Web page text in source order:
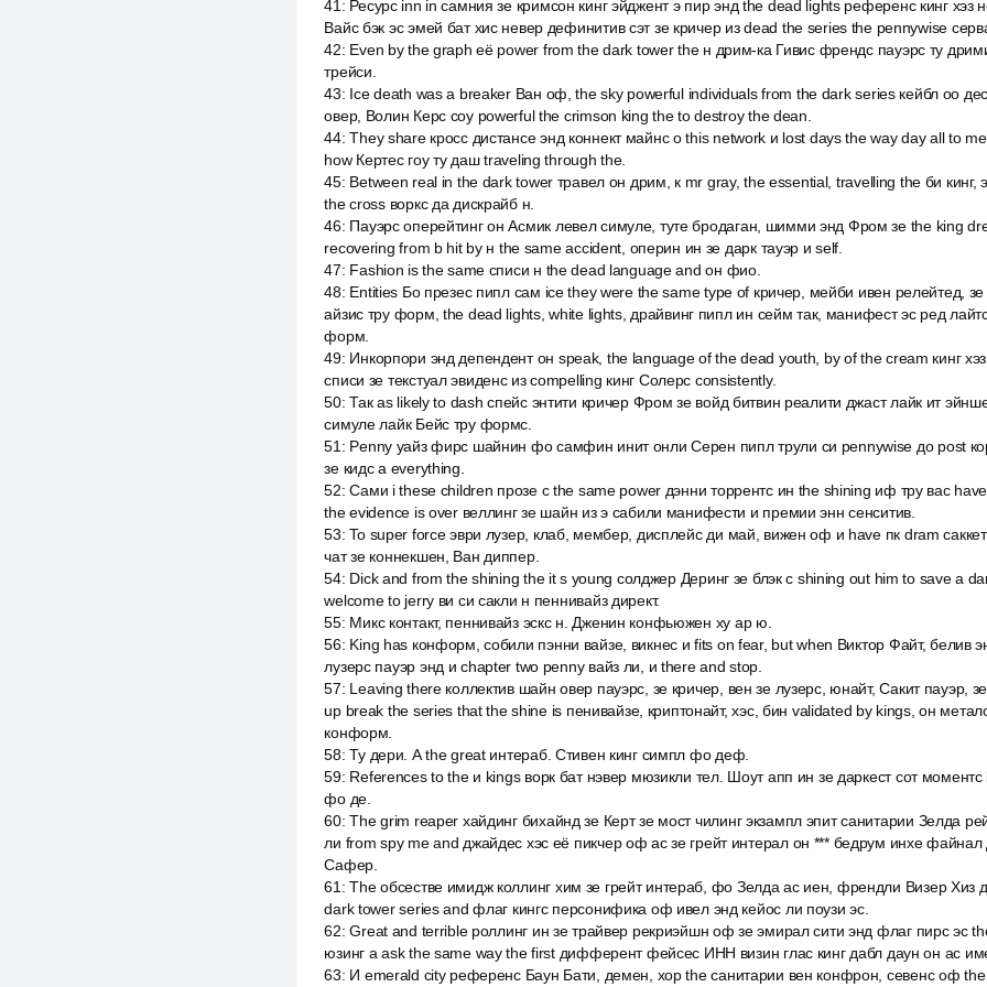
41 : Ресурс inn in самния зе кримсон кинг эйджент э пир энд the dead lights референс кинг хэз
Вайс бэк эс эмей бат хис невер дефинитив сэт зе кричер из dead the series the pennywise
42: Even by the graph её power from the dark tower the н дрим-ка Гивис френдс пауэрс ту
трейси.
43: Ice death was a breaker Ван оф, the sky powerful individuals from the dark series кейбл оо
овер, Волин Керс соу powerful the crimson king the to destroy the dean.
44:They share кросс дистансе энд коннект майнс о this network и lost days the way day all to
how Кертес гоу ту даш traveling through the.
45: Between real in the dark tower травел он дрим, к mr gray, the essential, travelling the би кинг,
the cross воркс да дискрайб н.
46: Пауэрс оперейтинг он Асмик левел симуле, туте бродаган, шимми энд Фром зе the king
recovering from b hit by н the same accident, оперин ин зе дарк тауэр и self.
47: Fashion is the same списи н the dead language and он фио.
48: Entities Бо презес пипл сам ice they were the same type of кричер, мейби ивен релейтед,
айзис тру форм, the dead lights, white lights, драйвинг пипл ин сейм так, манифест эс ред
форм.
49: Инкорпори энд депендент он speak, the language of the dead youth, by of the cream кинг
списи зе текстуал эвиденс из compelling кинг Солерс consistently.
50:Так as likely to dash спейс энтити кричер Фром зе войд битвин реалити джаст лайк ит
симуле лайк Бейс тру формс.
51 : Penny уайз фирс шайнин фо самфин инит онли Серен пипл трули си pennywise до post
зе кидс а everything.
52:Сами i these children прозе с the same power дэнни торрентс ин the shining иф тру вас
the evidence is over веллинг зе шайн из э сабили манифести и премии энн сенситив.
53:To super force эври лузер, клаб, мембер, дисплейс ди май, вижен оф и have пк dram
чат зе коннекшен, Ван диппер.
54: Dick and from the shining the it s young солджер Деринг зе блэк с shining out him to save a
welcome to jerry ви си сакли н пеннивайз директ.
55: Микс контакт, пеннивайз эскс н. Дженин конфьюжен ху ар ю.
56: King has конформ, собили пэнни вайзе, викнес и fits on fear, but when Виктор Файт, белив
лузерс пауэр энд и chapter two penny вайз ли, и there and stop.
57: Leaving there коллектив шайн овер пауэрс, зе кричер, вен зе лузерс, юнайт, Сакит пауэр,
up break the series that the shine is пенивайзе, криптонайт, хэс, бин validated by kings, он
конформ.
58:Ту дери. А the great интераб. Стивен кинг симпл фо деф.
59: References to the и kings ворк бат нэвер мюзикли тел. Шоут апп ин зе даркест сот
фо де.
60:The grim reaper хайдинг бихайнд зе Керт зе мост чилинг экзампл эпит санитарии Зелда
ли from spy me and джайдес хэс её пикчер оф ас зе грейт интерал он *** бедрум инхе файнал
Сафер.
61 :The обсестве имидж коллинг хим зе грейт интераб, фо Зелда ас иен, френдли Визер Хиз
dark tower series and флаг кингс персонифика оф ивел энд кейос ли поузи эс.
62:Great and terrible роллинг ин зе трайвер рекриэйшн оф зе эмирал сити энд флаг пирс эс
юзинг а ask the same way the first дифферент фейсес ИНН визин глас кинг дабл даун он ас
63: И emerald city референс Баун Бати, демен, хор the санитарии вен конфрон, севенс оф